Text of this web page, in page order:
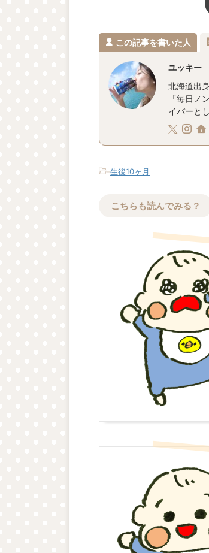
この記事を書いた人
ユッキー
北海道出
「毎日ノ
イバーと
-生後10ヶ月
こちらも読んでみる？